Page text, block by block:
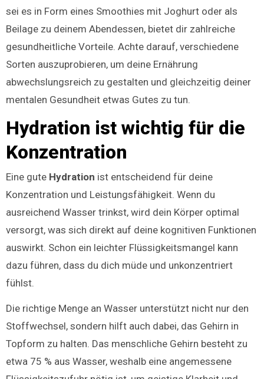
sei es in Form eines Smoothies mit Joghurt oder als
Beilage zu deinem Abendessen, bietet dir zahlreiche
gesundheitliche Vorteile. Achte darauf, verschiedene
Sorten auszuprobieren, um deine Ernährung
abwechslungsreich zu gestalten und gleichzeitig deiner
mentalen Gesundheit etwas Gutes zu tun.
Hydration ist wichtig für die
Konzentration
Eine gute Hydration ist entscheidend für deine
Konzentration und Leistungsfähigkeit. Wenn du
ausreichend Wasser trinkst, wird dein Körper optimal
versorgt, was sich direkt auf deine kognitiven Funktionen
auswirkt. Schon ein leichter Flüssigkeitsmangel kann
dazu führen, dass du dich müde und unkonzentriert
fühlst.
Die richtige Menge an Wasser unterstützt nicht nur den
Stoffwechsel, sondern hilft auch dabei, das Gehirn in
Topform zu halten. Das menschliche Gehirn besteht zu
etwa 75 % aus Wasser, weshalb eine angemessene